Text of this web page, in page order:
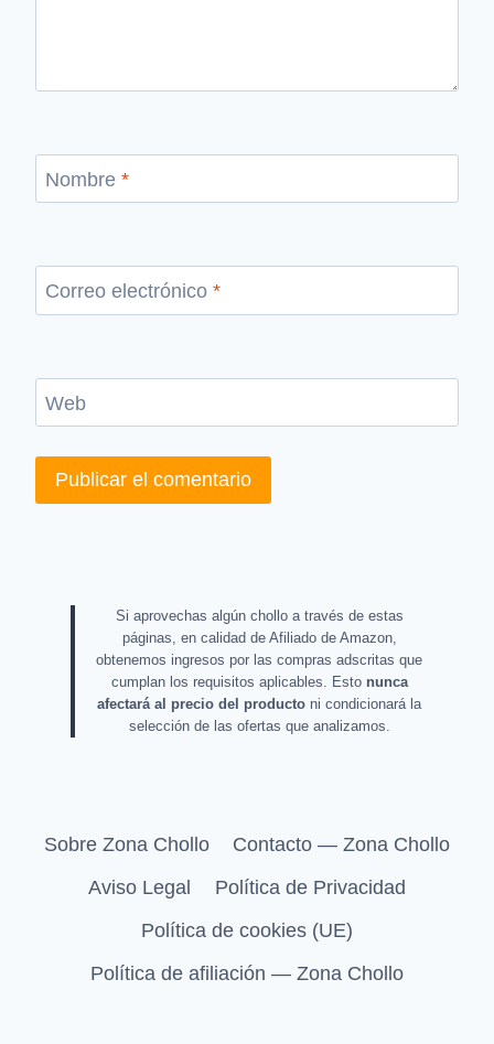
Nombre *
Correo electrónico *
Web
Si aprovechas algún chollo a través de estas
páginas, en calidad de Afiliado de Amazon,
obtenemos ingresos por las compras adscritas que
cumplan los requisitos aplicables. Esto nunca
afectará al precio del producto ni condicionará la
selección de las ofertas que analizamos.
Sobre Zona Chollo
Contacto — Zona Chollo
Aviso Legal
Política de Privacidad
Política de cookies (UE)
Política de afiliación — Zona Chollo